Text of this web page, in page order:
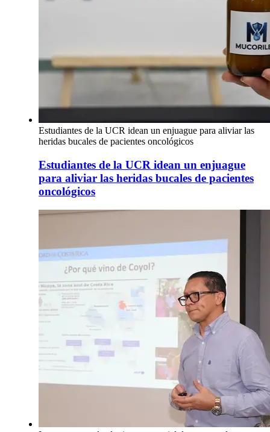
Estudiantes de la UCR idean un enjuague para aliviar las
heridas bucales de pacientes oncológicos
Estudiantes de la UCR idean un enjuague
para aliviar las heridas bucales de pacientes
oncológicos